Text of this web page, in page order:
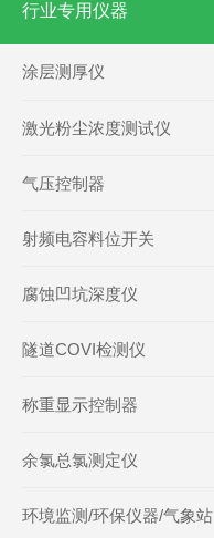
行业专用仪器
涂层测厚仪
激光粉尘浓度测试仪
气压控制器
射频电容料位开关
腐蚀凹坑深度仪
隧道COVI检测仪
称重显示控制器
余氯总氯测定仪
环境监测/环保仪器/气象站